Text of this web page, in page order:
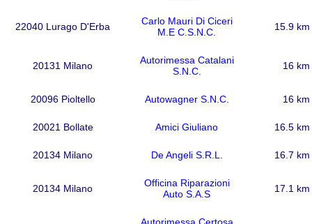
22040 Lurago D'Erba
Carlo Mauri Di Ciceri
M.E C.S.N.C.
15.9 km
20131 Milano
Autorimessa Catalani
S.N.C.
16 km
20096 Pioltello Autowagner S.N.C. 16 km
20021 Bollate Amici Giuliano 16.5 km
20134 Milano De Angeli S.R.L. 16.7 km
20134 Milano
Officina Riparazioni
Auto S.A.S
17.1 km